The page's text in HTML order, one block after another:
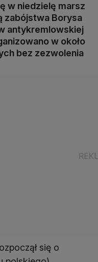
w niedzielę marsz
zabójstwa Borysa
antykremlowskiej
w około
bez zezwolenia
się o